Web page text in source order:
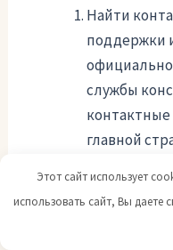
Найти
поддержки
службы
главной
Связаться
службой
Этот сайт использует
использовать сайт, Вы даете